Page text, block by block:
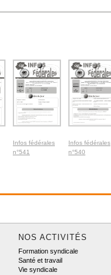
Infos fédérales
n°541
Infos fédérales
n°540
NOS ACTIVITÉS
Formation syndicale
Santé et travail
Vie syndicale